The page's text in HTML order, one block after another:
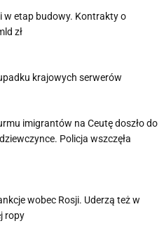
w etap budowy. Kontrakty o
zł
krajowych serwerów
imigrantów na Ceutę doszło do
Policja wszczęła
wobec Rosji. Uderzą też w
ropy